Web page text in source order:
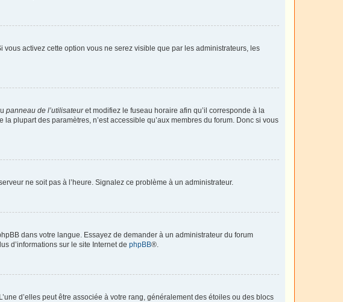
vous activez cette option vous ne serez visible que par les administrateurs, les
panneau de l’utilisateuret modifiez le fuseau horaire afin qu’il corresponde à la
plupart des paramètres, n’est accessible qu’aux membres du forum. Donc si vous
ne soit pas à l’heure. Signalez ce problème à un administrateur.
dans votre langue. Essayez de demander à un administrateur du forum
d’informations sur le site Internet de phpBB®.
d’elles peut être associée à votre rang, généralement des étoiles ou des blocs